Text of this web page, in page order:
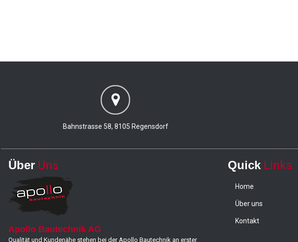
Bahnstrasse 58, 8105 Regensdorf
Über Uns
Apollo Bautechnik AG
Qualität und Kundenähe stehen bei der Apollo Bautechnik an erster
QuickLinks
Home
Über uns
Kontakt